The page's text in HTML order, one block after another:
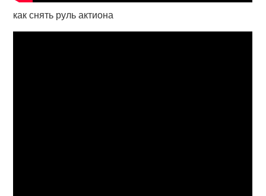
как снять руль актиона